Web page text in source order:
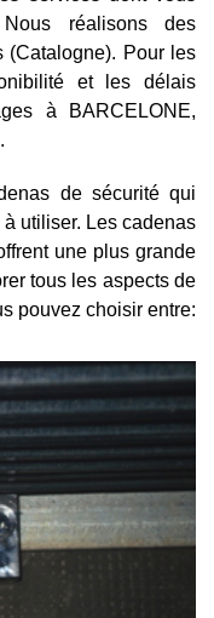
réalisons des
(Catalogne). Pour les
et les délais
à BARCELONE,
de sécurité qui
utiliser. Les cadenas
une plus grande
tous les aspects de
pouvez choisir entre: